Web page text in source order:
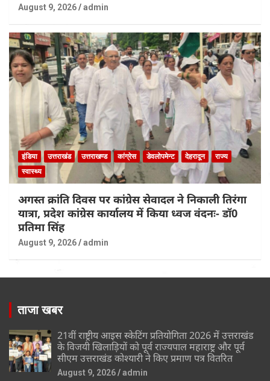
August 9, 2026 admin
इंडिया उत्तराखंड उत्तराखण्ड कांग्रेस डेवलोपमेन्ट देहरादून
राज्य
स्वास्थ्य
अगस्त क्रांति दिवस पर कांग्रेस सेवादल ने निकाली तिरंगा
यात्रा, प्रदेश कांग्रेस कार्यालय में किया ध्वज वंदनः- डॉ0
प्रतिमा सिंह
August 9, 2026 admin
ताजा खबर
21वीं राष्ट्रीय आइस स्केटिंग प्रतियोगिता 2026 में उत्तराखंड
के विजयी खिलाड़ियों को पूर्व राज्यपाल महाराष्ट्र और पूर्व
सीएम उत्तराखंड कोश्यारी ने किए प्रमाण पत्र वितरित
August 9, 2026 admin